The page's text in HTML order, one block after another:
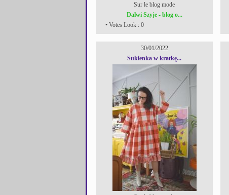
Sur le blog mode
Dalwi Szyje - blog o...
• Votes Look : 0
30/01/2022
Sukienka w kratkę...